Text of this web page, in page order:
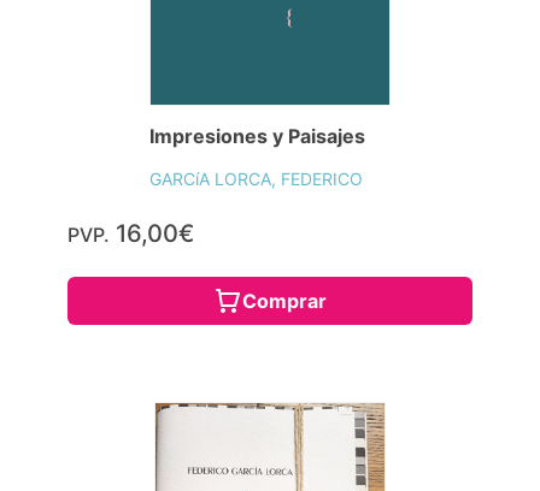
Impresiones y Paisajes
GARCíA LORCA, FEDERICO
PVP. 16,00€
Comprar